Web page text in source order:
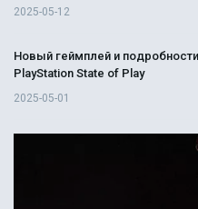
2025-05-12
Новый геймплей и
PlayStation State of Play
2025-05-01